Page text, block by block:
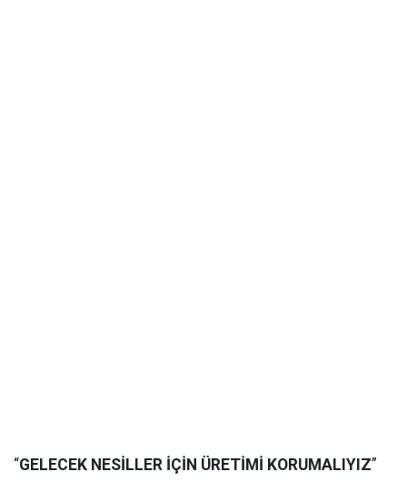
“GELECEK NESİLLER İÇİN ÜRETİMİ KORUMALIYIZ”